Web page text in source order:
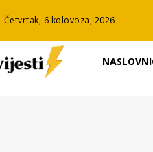
Četvrtak, 6 kolovoza, 2026